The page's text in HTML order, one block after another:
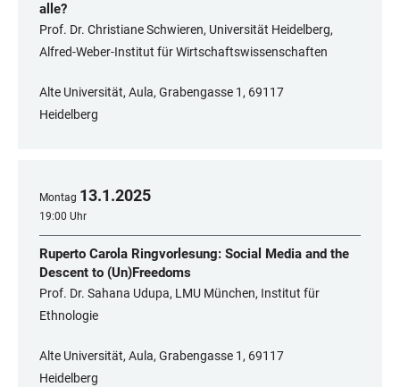
alle?
Prof. Dr. Christiane Schwieren, Universität Heidelberg,
Alfred-Weber-Institut für Wirtschaftswissenschaften
Alte Universität, Aula, Grabengasse 1, 69117
Heidelberg
Montag 13.1.2025
19:00 Uhr
Ruperto Carola Ringvorlesung: Social Media and the
Descent to (Un)Freedoms
Prof. Dr. Sahana Udupa, LMU München, Institut für
Ethnologie
Alte Universität, Aula, Grabengasse 1, 69117
Heidelberg